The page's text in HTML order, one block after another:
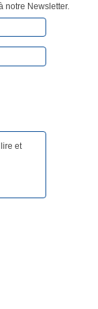
notre Newsletter.
et